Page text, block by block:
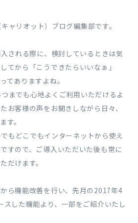
ャリオット）ブログ編集部です。
される際に、検討しているときは気
てから「こうできたらいいなぁ」
てありますよね。
までも心地よくご利用いただけるよ
お客様の声をお聞きしながら日々、
す。
もどこでもインターネットから使え
すので、ご導入いただいた後も常に
だけます。
ら機能改善を行い、先月の2017年4
スした機能より、一部をご紹介いたし